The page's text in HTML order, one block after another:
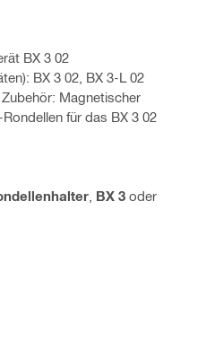
BX 3 02
BX 3 02, BX 3-L 02
Magnetischer
für das BX 3 02
BX 3 oder